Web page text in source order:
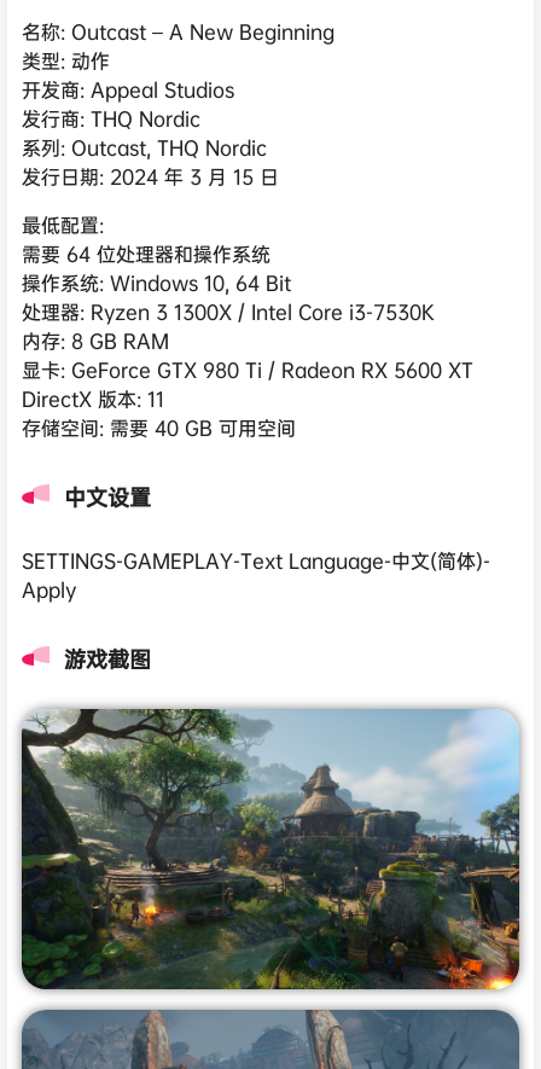
名称: Outcast – A New Beginning
类型: 动作
开发商: Appeal Studios
发行商: THQ Nordic
系列: Outcast, THQ Nordic
发行日期: 2024 年 3 月 15 日
最低配置:
需要 64 位处理器和操作系统
操作系统: Windows 10, 64 Bit
处理器: Ryzen 3 1300X / Intel Core i3-7530K
内存: 8 GB RAM
显卡: GeForce GTX 980 Ti / Radeon RX 5600 XT
DirectX 版本: 11
存储空间: 需要 40 GB 可用空间
中文设置
SETTINGS-GAMEPLAY-Text Language-中文(简体)-
Apply
游戏截图